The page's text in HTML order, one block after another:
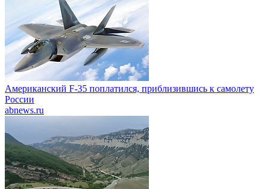
Американский F-35 поплатился, приблизившись к самолету
России
abnews.ru